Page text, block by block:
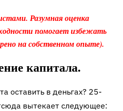
Разумная оценка
помогает избежать
на собственном опыте).
капитала.
оставить в деньгах? 25-
вытекает следующее: